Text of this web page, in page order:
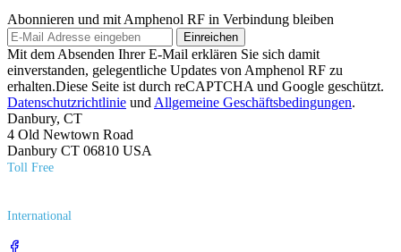
Abonnieren und mit Amphenol RF in Verbindung bleiben
Einreichen
Mit dem Absenden Ihrer E-Mail erklären Sie sich damit
einverstanden, gelegentliche Updates von Amphenol RF zu
erhalten.Diese Seite ist durch reCAPTCHA und Google geschützt.
Datenschutzrichtlinie und Allgemeine Geschäftsbedingungen.
Danbury, CT
4 Old Newtown Road
Danbury CT 06810 USA
Toll Free
International